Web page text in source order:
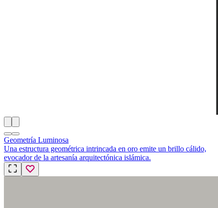
Geometría Luminosa
Una estructura geométrica intrincada en oro emite un brillo cálido,
evocador de la artesanía arquitectónica islámica.